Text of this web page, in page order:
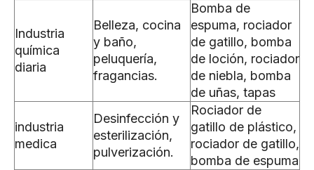
Industria
química
diaria
Belleza, cocina
y baño,
peluquería,
fragancias.
Bomba de
espuma, rociador
de gatillo, bomba
de loción, rociador
de niebla, bomba
de uñas, tapas
industria
medica
Desinfección y
esterilización,
pulverización.
Rociador de
gatillo de plástico,
rociador de gatillo,
bomba de espuma